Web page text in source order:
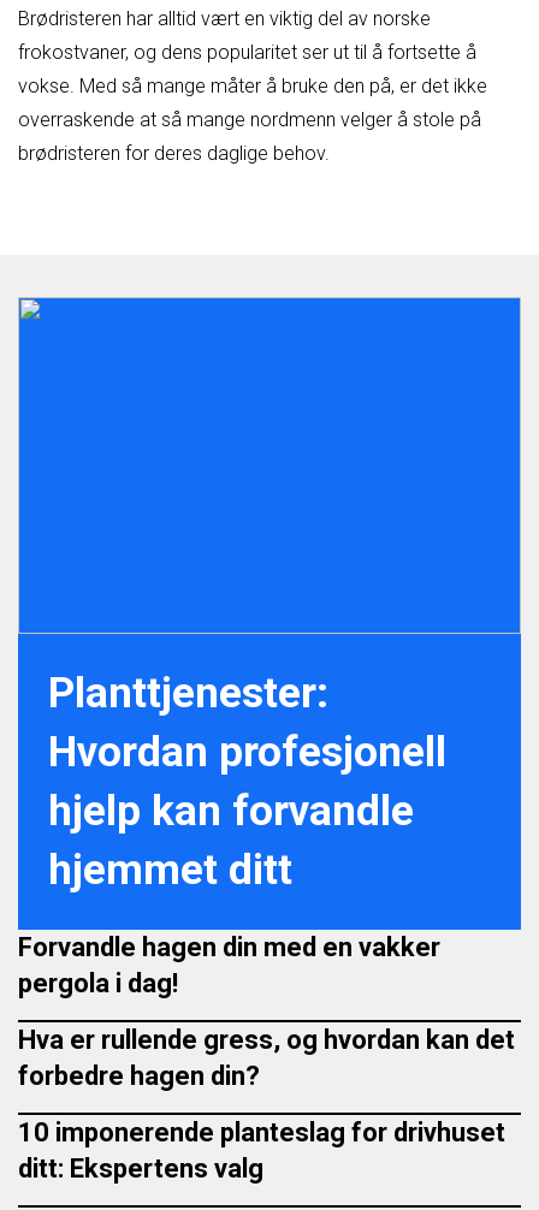
Brødristeren har alltid vært en viktig del av norske
frokostvaner, og dens popularitet ser ut til å fortsette å
vokse. Med så mange måter å bruke den på, er det ikke
overraskende at så mange nordmenn velger å stole på
brødristeren for deres daglige behov.
Planttjenester:
Hvordan profesjonell
hjelp kan forvandle
hjemmet ditt
Forvandle hagen din med en vakker
pergola i dag!
Hva er rullende gress, og hvordan kan det
forbedre hagen din?
10 imponerende planteslag for drivhuset
ditt: Ekspertens valg